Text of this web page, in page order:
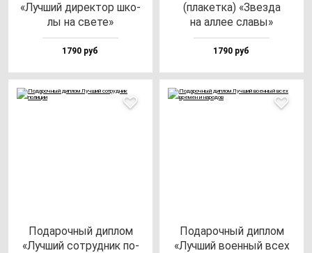
«Луч­ший ди­рек­тор шко­
лы на све­те»
1790 руб
(пла­кет­ка) «Звез­да
на ал­лее сла­вы»
1790 руб
Пода­роч­ный дип­лом
«Луч­ший сот­руд­ник по­
Пода­роч­ный дип­лом
«Луч­ший во­ен­ный всех